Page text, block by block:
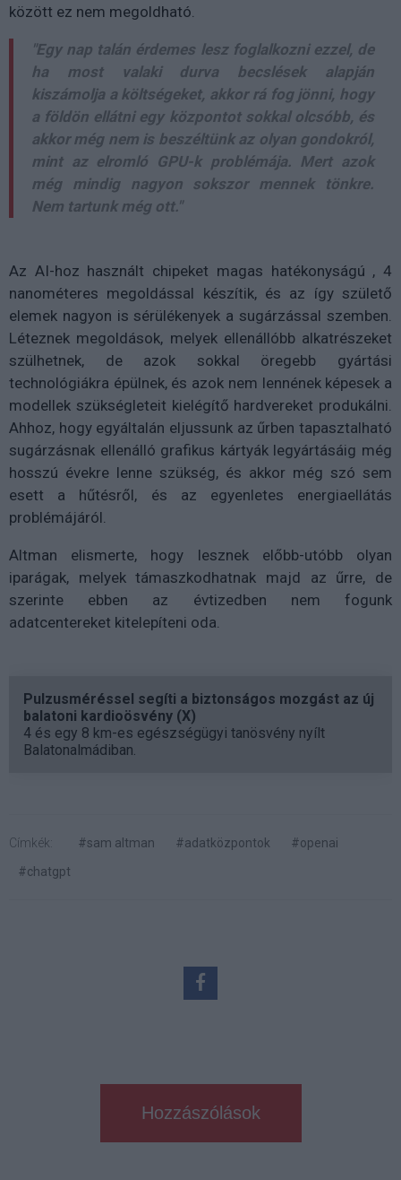
között ez nem megoldható.
"Egy nap talán érdemes lesz foglalkozni ezzel, de
ha most valaki durva becslések alapján
kiszámolja a költségeket, akkor rá fog jönni, hogy
a földön ellátni egy központot sokkal olcsóbb, és
akkor még nem is beszéltünk az olyan gondokról,
mint az elromló GPU-k problémája. Mert azok
még mindig nagyon sokszor mennek tönkre.
Nem tartunk még ott."
Az AI-hoz használt chipeket magas hatékonyságú , 4
nanométeres megoldással készítik, és az így születő
elemek nagyon is sérülékenyek a sugárzással szemben.
Léteznek megoldások, melyek ellenállóbb alkatrészeket
szülhetnek, de azok sokkal öregebb gyártási
technológiákra épülnek, és azok nem lennének képesek a
modellek szükségleteit kielégítő hardvereket produkálni.
Ahhoz, hogy egyáltalán eljussunk az űrben tapasztalható
sugárzásnak ellenálló grafikus kártyák legyártásáig még
hosszú évekre lenne szükség, és akkor még szó sem
esett a hűtésről, és az egyenletes energiaellátás
problémájáról.
Altman elismerte, hogy lesznek előbb-utóbb olyan
iparágak, melyek támaszkodhatnak majd az űrre, de
szerinte ebben az évtizedben nem fogunk
adatcentereket kitelepíteni oda.
Pulzusméréssel segíti a biztonságos mozgást az új
balatoni kardioösvény (X)
4 és egy 8 km-es egészségügyi tanösvény nyílt
Balatonalmádiban.
Címkék: #sam altman #adatközpontok
#openai
#chatgpt
Hozzászólások